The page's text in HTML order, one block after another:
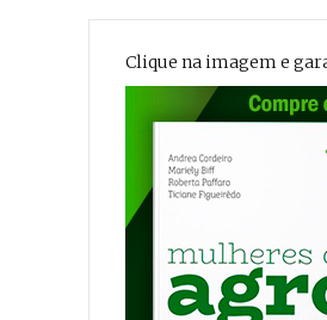
Clique na imagem e